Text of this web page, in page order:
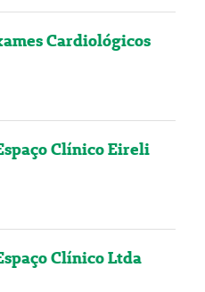
Cardiológicos
Clínico Eireli
Clínico Ltda